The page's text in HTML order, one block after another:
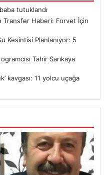
tutuklandı
Transfer Haberi: Forvet İçin
Kesintisi Planlanıyor: 5
Tahir Sarıkaya
kavgası: 11 yolcu uçağa